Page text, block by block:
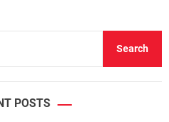
Search
POSTS